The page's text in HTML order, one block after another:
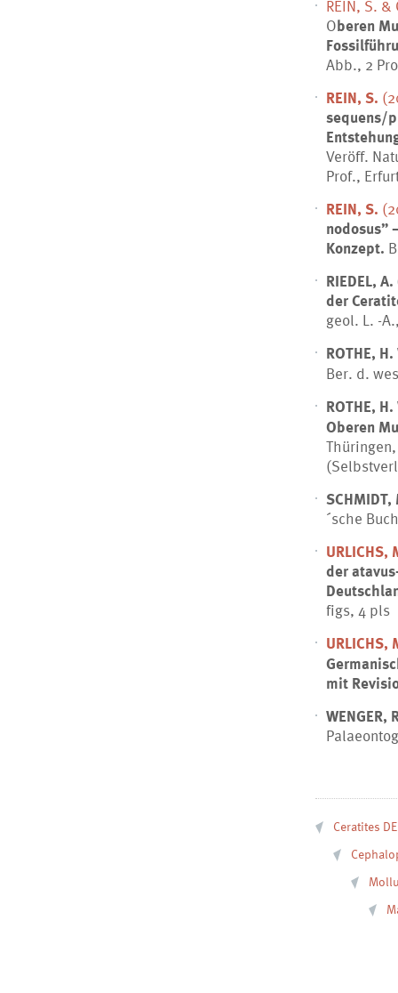
REIN, S. &
Oberen
Abb., 2
REIN, S.
sequens/
Veröff.
Prof.,
REIN, S.
nodosus”
Konzept.
RIEDEL,
der
geol. L. -
ROTHE,
Ber. d.
ROTHE,
Oberen
SCHMIDT,
´sche
URLICHS,
der
figs, 4 pls
URLICHS,
mit
WENGER,
Ceratites